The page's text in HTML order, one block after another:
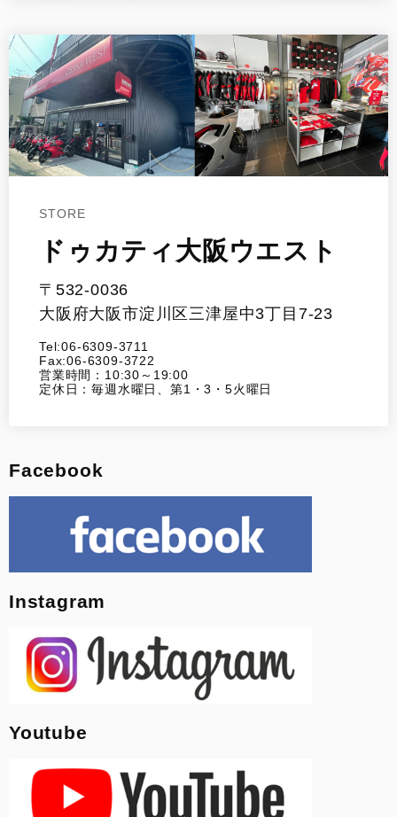
STORE
ドゥカティ大阪ウエスト
〒532-0036
大阪府大阪市淀川区三津屋中3丁目7-23
Tel:06-6309-3711
Fax:06-6309-3722
営業時間：10:30～19:00
定休日：毎週水曜日、第1・3・5火曜日
Facebook
Instagram
Youtube